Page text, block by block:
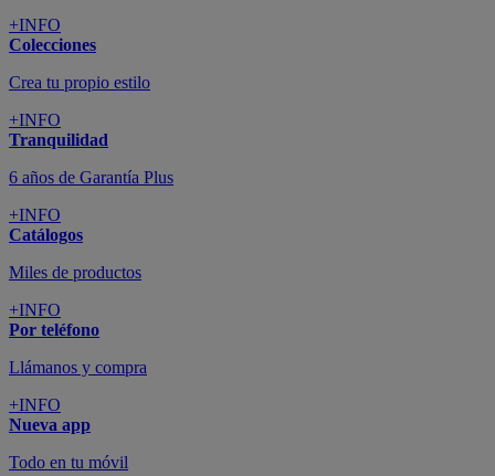
+INFO
Colecciones
Crea tu propio estilo
+INFO
Tranquilidad
6 años de Garantía Plus
+INFO
Catálogos
Miles de productos
+INFO
Por teléfono
Llámanos y compra
+INFO
Nueva app
Todo en tu móvil